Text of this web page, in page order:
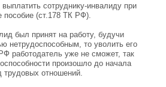
сотруднику-инвалиду при
пособие (ст.178 ТК РФ).
был принят на работу, будучи
нетрудоспособным, то уволить его
работодатель уже не сможет, так
произошло до начала
трудовых отношений.